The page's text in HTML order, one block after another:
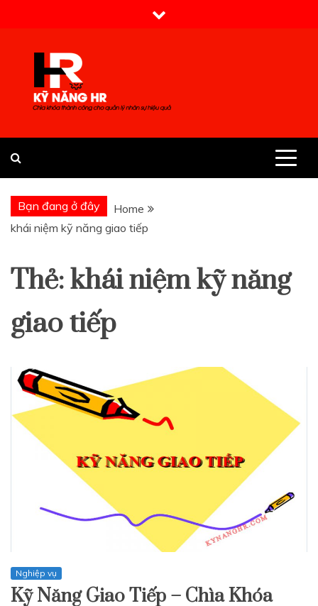
Kỹ Năng HR
Bạn đang ở đây
Home
khái niệm kỹ năng giao tiếp
Thẻ:khái niệm kỹ năng
giao tiếp
Nghiệp vụ
Kỹ Năng Giao Tiếp – Chìa Khóa